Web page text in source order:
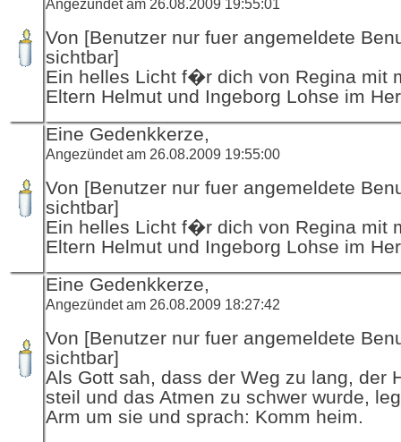
Angezündet am 26.08.2009 19:55:01
Von [Benutzer nur fuer angemeldete
sichtbar]
Ein helles Licht f�r dich von Regina mit
Eltern Helmut und Ingeborg Lohse im
Eine Gedenkkerze,
Angezündet am 26.08.2009 19:55:00
Von [Benutzer nur fuer angemeldete
sichtbar]
Ein helles Licht f�r dich von Regina mit
Eltern Helmut und Ingeborg Lohse im
Eine Gedenkkerze,
Angezündet am 26.08.2009 18:27:42
Von [Benutzer nur fuer angemeldete
sichtbar]
Als Gott sah, dass der Weg zu lang, der
steil und das Atmen zu schwer wurde,
Arm um sie und sprach: Komm heim.